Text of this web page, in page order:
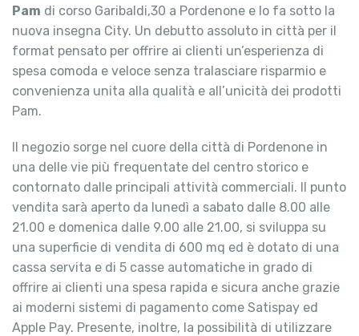
Pam di corso Garibaldi,30 a Pordenone e lo fa sotto la
nuova insegna City. Un debutto assoluto in città per il
format pensato per offrire ai clienti un’esperienza di
spesa comoda e veloce senza tralasciare risparmio e
convenienza unita alla qualità e all’unicità dei prodotti
Pam.
Il negozio sorge nel cuore della città di Pordenone in
una delle vie più frequentate del centro storico e
contornato dalle principali attività commerciali. Il punto
vendita sarà aperto da lunedì a sabato dalle 8.00 alle
21.00 e domenica dalle 9.00 alle 21.00, si sviluppa su
una superficie di vendita di 600 mq ed è dotato di una
cassa servita e di 5 casse automatiche in grado di
offrire ai clienti una spesa rapida e sicura anche grazie
ai moderni sistemi di pagamento come Satispay ed
Apple Pay. Presente, inoltre, la possibilità di utilizzare